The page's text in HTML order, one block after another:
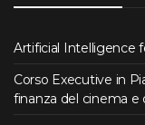
Artificial Intelligence
Corso Executive in
finanza del cinema e